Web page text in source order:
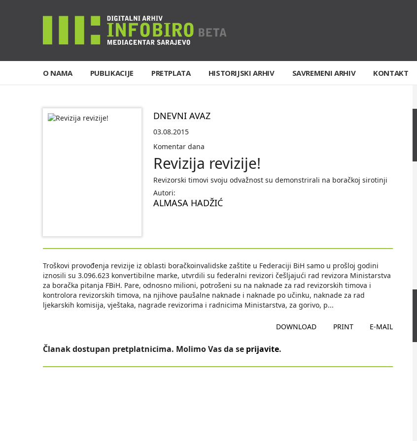
O NAMA PUBLIKACIJE PRETPLATA HISTORIJSKI ARHIV SAVREMENI ARHIV KONTAKT
DNEVNI AVAZ
03.08.2015
Komentar dana
Revizija revizije!
Revizorski timovi svoju odvažnost su demonstrirali na boračkoj sirotinji
Autori:
ALMASA HADŽIĆ
Troškovi provođenja revizije iz oblasti boračkoinvalidske zaštite u Federaciji BiH samo u prošloj godini
iznosili su 3.096.623 konvertibilne marke, utvrdili su federalni revizori češljajući rad revizora Ministarstva
za boračka pitanja FBiH. Pare, odnosno milioni, potrošeni su na naknade za rad revizorskih timova i
kontrolora revizorskih timova, na njihove paušalne naknade i naknade po učinku, naknade za rad
ljekarskih komisija, vještaka, nagrade revizorima i radnicima Ministarstva, za gorivo, p...
DOWNLOAD PRINT E-MAIL
Članak dostupan pretplatnicima. Molimo Vas da se prijavite.